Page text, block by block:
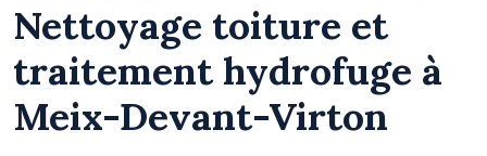
Nettoyage toiture et
traitement hydrofuge à
Meix-Devant-Virton